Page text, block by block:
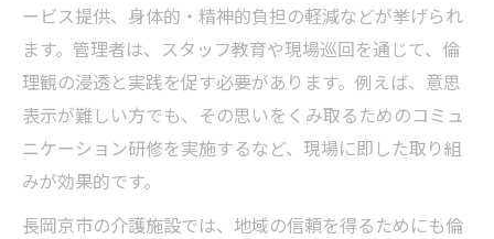
ービス提供、身体的・精神的負担の軽減などが挙げられ
ます。管理者は、スタッフ教育や現場巡回を通じて、倫
理観の浸透と実践を促す必要があります。例えば、意思
表示が難しい方でも、その思いをくみ取るためのコミュ
ニケーション研修を実施するなど、現場に即した取り組
みが効果的です。
長岡京市の介護施設では、地域の信頼を得るためにも倫